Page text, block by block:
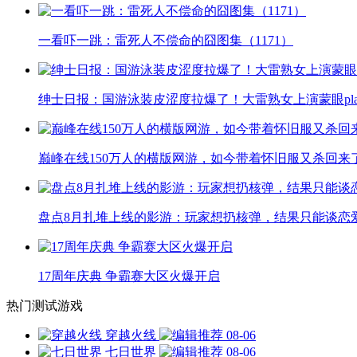
一看吓一跳：雷死人不偿命的囧图集（1171）
绅士日报：国游泳装皮涩度拉爆了！大雷熟女上演蒙眼
巅峰在线150万人的横版网游，如今带着怀旧服又杀回来
盘点8月扎堆上线的影游：玩家想扔核弹，结果只能谈恋
17周年庆典 争霸赛大区火爆开启
热门测试游戏
穿越火线
08-06
七日世界
08-06